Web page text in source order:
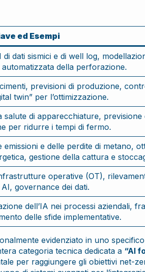
ed Esempi
dati sismici e di well log,
della perforazione.
previsioni di produzione,
twin” per l’ottimizzazione.
salute di apparecchiature, previsione
per ridurre i tempi di fermo.
emissioni e delle perdite di metano,
gestione della cattura e
operative (OT),
governance dei dati.
dell’IA nei processi aziendali,
delle sfide implementative.
evidenziato in uno specifico
categoria tecnica dedicata a “AI
per raggiungere gli obiettivi net-